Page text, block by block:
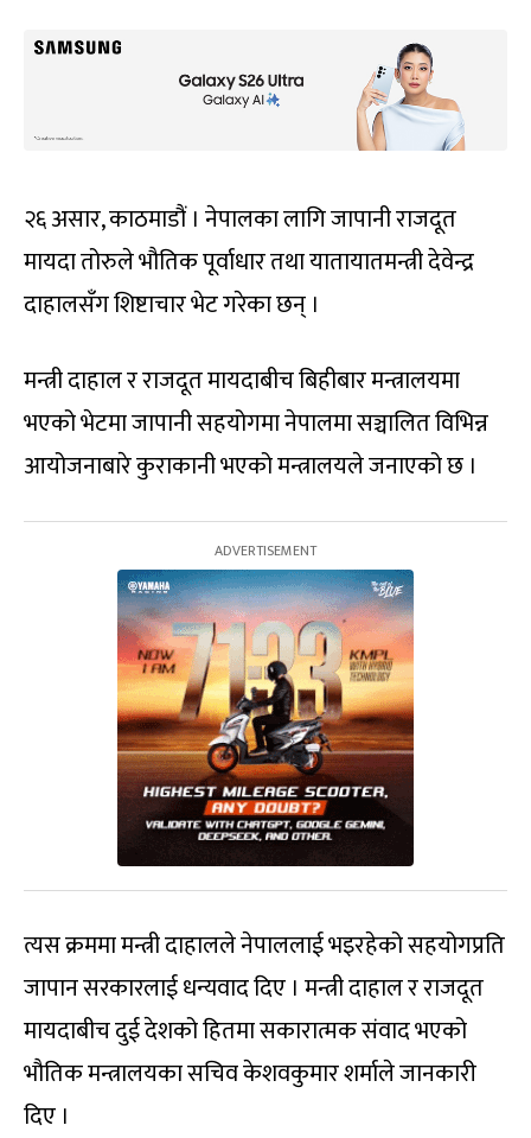
२६ असार, काठमाडौं । नेपालका लागि जापानी राजदूत
मायदा तोरुले भौतिक पूर्वाधार तथा यातायातमन्त्री देवेन्द्र
दाहालसँग शिष्टाचार भेट गरेका छन् ।
मन्त्री दाहाल र राजदूत मायदाबीच बिहीबार मन्त्रालयमा
भएको भेटमा जापानी सहयोगमा नेपालमा सञ्चालित विभिन्न
आयोजनाबारे कुराकानी भएको मन्त्रालयले जनाएको छ ।
त्यस क्रममा मन्त्री दाहालले नेपाललाई भइरहेको सहयोगप्रति
जापान सरकारलाई धन्यवाद दिए । मन्त्री दाहाल र राजदूत
मायदाबीच दुई देशको हितमा सकारात्मक संवाद भएको
भौतिक मन्त्रालयका सचिव केशवकुमार शर्माले जानकारी
दिए ।